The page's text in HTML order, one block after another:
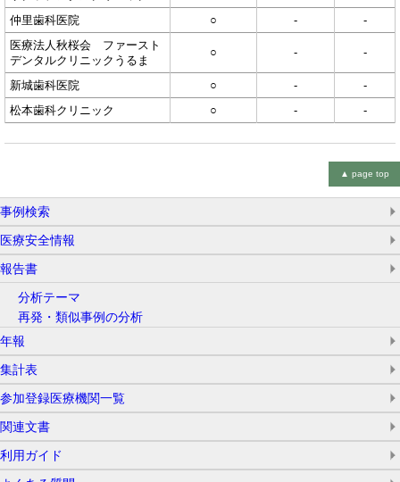
仲里歯科医院
○ -
-
医療法人秋桜会 ファースト
デンタルクリニックうるま
○ - -
新城歯科医院 ○ -
-
松本歯科クリニック
○ - -
▲ page top
事例検索
医療安全情報
報告書
分析テーマ
再発・類似事例の分析
年報
集計表
参加登録医療機関一覧
関連文書
利用ガイド